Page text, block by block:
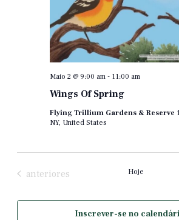
Wings Of Spring
Maio 2 @ 9:00 am- 11:00 am
Flying Trillium Gardens & Reserve
NY, United States
Eventos
anteriores Hoje
Inscrever-se no